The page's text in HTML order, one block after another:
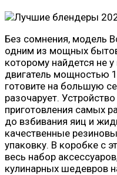
Без сомнения, модель
одним из мощных
которому найдется не
двигатель мощностью
готовите на большую
разочарует.
приготовления самых
до взбивания яиц и
качественные
упаковку. В коробке с
весь набор
кулинарных шедевров